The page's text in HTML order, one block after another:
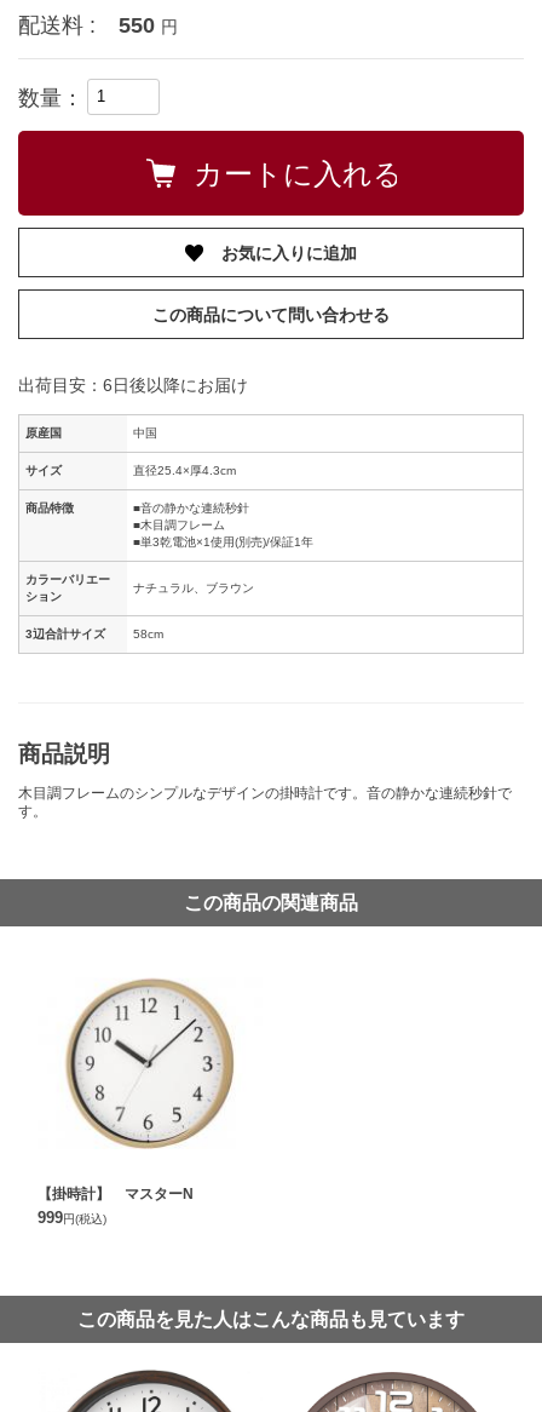
配送料 : 550 円
数量：
お気に入りに追加
この商品について問い合わせる
出荷目安：6日後以降にお届け
原産国 中国
サイズ 直径25.4×厚4.3cm
商品特徴
■音の静かな連続秒針
■木目調フレーム
■単3乾電池×1使用(別売)/保証1年
カラーバリエー
ション
ナチュラル、ブラウン
3辺合計サイズ 58cm
商品説明
木目調フレームのシンプルなデザインの掛時計です。音の静かな連続秒針で
す。
この商品の関連商品
【掛時計】 マスターN
999円(税込)
この商品を見た人はこんな商品も見ています